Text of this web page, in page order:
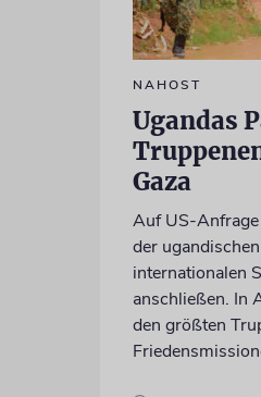
NAHOST
Ugandas
Gaza
Auf US-
der
internationalen
anschließen. In
den größten